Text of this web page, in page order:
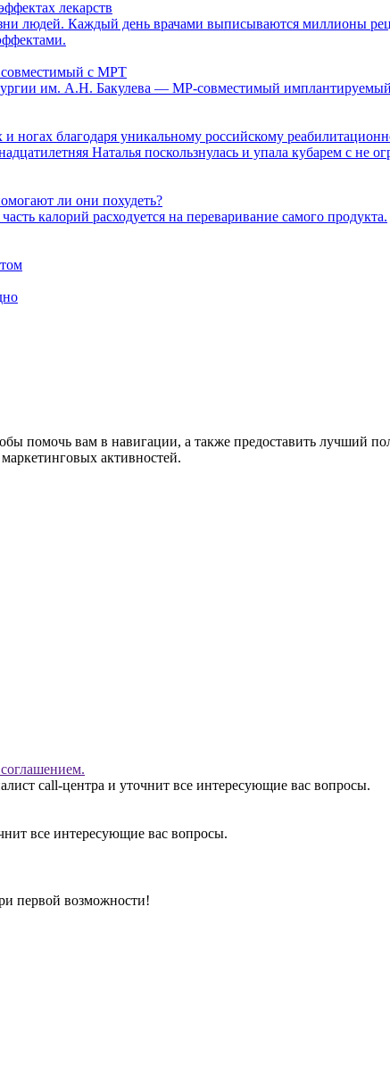
лекарств
людей. Каждый день врачами выписываются миллионы
совместимый с МРТ
им. А.Н. Бакулева — МР-совместимый имплантируемый
и ногах благодаря уникальному российскому
Наталья поскользнулась и упала кубарем с
ли они похудеть?
калорий расходуется на переваривание самого продукта.
помочь вам в навигации, а также предоставить лучший
активностей.
call-центра и уточнит все интересующие вас вопросы.
все интересующие вас вопросы.
первой возможности!